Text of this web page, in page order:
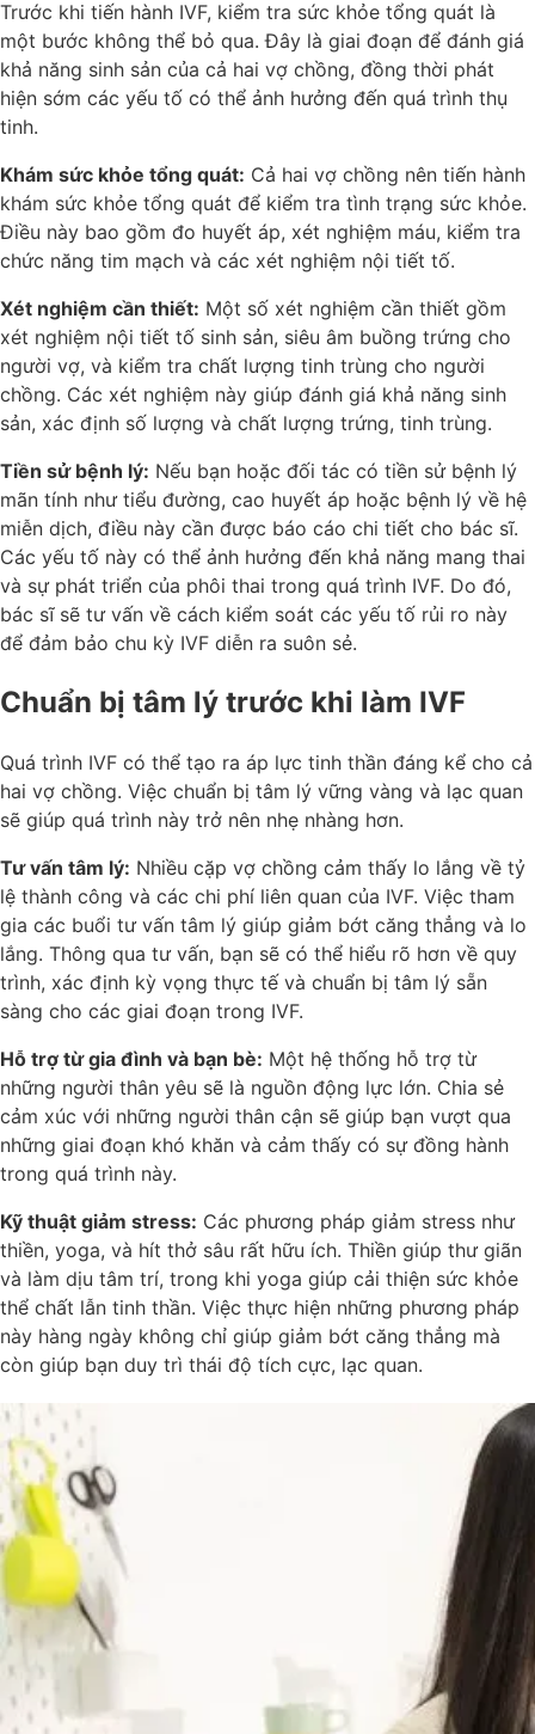
Trước khi tiến hành IVF, kiểm tra sức khỏe tổng quát là
một bước không thể bỏ qua. Đây là giai đoạn để đánh giá
khả năng sinh sản của cả hai vợ chồng, đồng thời phát
hiện sớm các yếu tố có thể ảnh hưởng đến quá trình thụ
tinh.
Khám sức khỏe tổng quát: Cả hai vợ chồng nên tiến hành
khám sức khỏe tổng quát để kiểm tra tình trạng sức khỏe.
Điều này bao gồm đo huyết áp, xét nghiệm máu, kiểm tra
chức năng tim mạch và các xét nghiệm nội tiết tố.
Xét nghiệm cần thiết: Một số xét nghiệm cần thiết gồm
xét nghiệm nội tiết tố sinh sản, siêu âm buồng trứng cho
người vợ, và kiểm tra chất lượng tinh trùng cho người
chồng. Các xét nghiệm này giúp đánh giá khả năng sinh
sản, xác định số lượng và chất lượng trứng, tinh trùng.
Tiền sử bệnh lý: Nếu bạn hoặc đối tác có tiền sử bệnh lý
mãn tính như tiểu đường, cao huyết áp hoặc bệnh lý về hệ
miễn dịch, điều này cần được báo cáo chi tiết cho bác sĩ.
Các yếu tố này có thể ảnh hưởng đến khả năng mang thai
và sự phát triển của phôi thai trong quá trình IVF. Do đó,
bác sĩ sẽ tư vấn về cách kiểm soát các yếu tố rủi ro này
để đảm bảo chu kỳ IVF diễn ra suôn sẻ.
Chuẩn bị tâm lý trước khi làm IVF
Quá trình IVF có thể tạo ra áp lực tinh thần đáng kể cho cả
hai vợ chồng. Việc chuẩn bị tâm lý vững vàng và lạc quan
sẽ giúp quá trình này trở nên nhẹ nhàng hơn.
Tư vấn tâm lý: Nhiều cặp vợ chồng cảm thấy lo lắng về tỷ
lệ thành công và các chi phí liên quan của IVF. Việc tham
gia các buổi tư vấn tâm lý giúp giảm bớt căng thẳng và lo
lắng. Thông qua tư vấn, bạn sẽ có thể hiểu rõ hơn về quy
trình, xác định kỳ vọng thực tế và chuẩn bị tâm lý sẵn
sàng cho các giai đoạn trong IVF.
Hỗ trợ từ gia đình và bạn bè: Một hệ thống hỗ trợ từ
những người thân yêu sẽ là nguồn động lực lớn. Chia sẻ
cảm xúc với những người thân cận sẽ giúp bạn vượt qua
những giai đoạn khó khăn và cảm thấy có sự đồng hành
trong quá trình này.
Kỹ thuật giảm stress: Các phương pháp giảm stress như
thiền, yoga, và hít thở sâu rất hữu ích. Thiền giúp thư giãn
và làm dịu tâm trí, trong khi yoga giúp cải thiện sức khỏe
thể chất lẫn tinh thần. Việc thực hiện những phương pháp
này hàng ngày không chỉ giúp giảm bớt căng thẳng mà
còn giúp bạn duy trì thái độ tích cực, lạc quan.